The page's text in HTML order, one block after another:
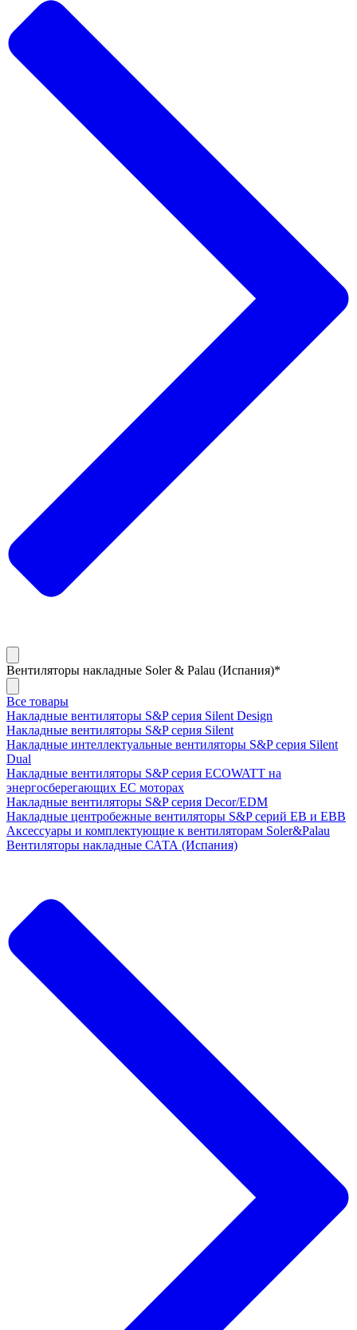
Вентиляторы накладные Soler & Palau (Испания)*
Все товары
Накладные вентиляторы S&P серия Silent Design
Накладные вентиляторы S&P серия Silent
Накладные интеллектуальные вентиляторы S&P серия Silent
Dual
Накладные вентиляторы S&P серия ECOWATT на
энергосберегающих ЕС моторах
Накладные вентиляторы S&P серия Decor/EDM
Накладные центробежные вентиляторы S&P серий EB и EBB
Аксессуары и комплектующие к вентиляторам Soler&Palau
Вентиляторы накладные САТА (Испания)